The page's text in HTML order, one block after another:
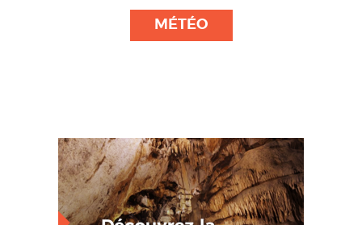
MÉTÉO